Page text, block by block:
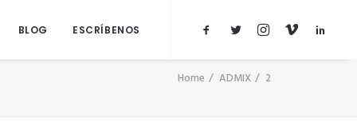
BLOG ESCRÍBENOS
Home ADMIX 2